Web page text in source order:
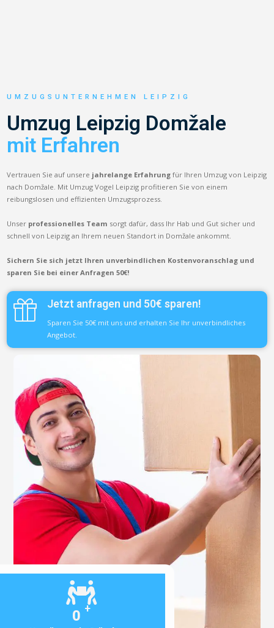
0 +
UMZUGSUNTERNEHMEN LEIPZIG
Umzug Leipzig Domžale
mit Erfahren
Vertrauen Sie auf unsere jahrelange Erfahrung für Ihren Umzug von Leipzig
nach Domžale. Mit Umzug Vogel Leipzig profitieren Sie von einem
reibungslosen und effizienten Umzugsprozess.
Unser professionelles Team sorgt dafür, dass Ihr Hab und Gut sicher und
schnell von Leipzig an Ihrem neuen Standort in Domžale ankommt.
Sichern Sie sich jetzt Ihren unverbindlichen Kostenvoranschlag und
sparen Sie bei einer Anfragen 50€!
Jetzt anfragen und 50€ sparen!
Sparen Sie 50€ mit uns und erhalten Sie Ihr unverbindliches
Angebot.